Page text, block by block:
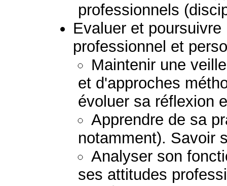
professionnels
Evaluer et
professionnel et
Maintenir une
et d'approches
évoluer sa réflexion
Apprendre de sa
notamment). Savoir
Analyser son
ses attitudes